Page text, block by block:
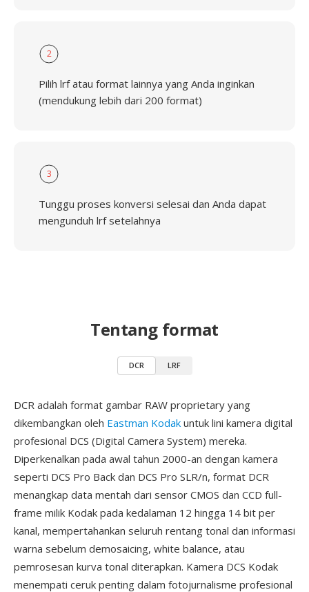
2
Pilih lrf atau format lainnya yang Anda inginkan
(mendukung lebih dari 200 format)
3
Tunggu proses konversi selesai dan Anda dapat
mengunduh lrf setelahnya
Tentang format
DCR LRF
DCR adalah format gambar RAW proprietary yang
dikembangkan oleh Eastman Kodak untuk lini kamera digital
profesional DCS (Digital Camera System) mereka.
Diperkenalkan pada awal tahun 2000-an dengan kamera
seperti DCS Pro Back dan DCS Pro SLR/n, format DCR
menangkap data mentah dari sensor CMOS dan CCD full-
frame milik Kodak pada kedalaman 12 hingga 14 bit per
kanal, mempertahankan seluruh rentang tonal dan informasi
warna sebelum demosaicing, white balance, atau
pemrosesan kurva tonal diterapkan. Kamera DCS Kodak
menempati ceruk penting dalam fotojurnalisme profesional